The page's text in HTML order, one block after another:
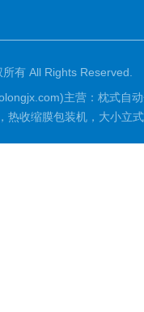
有 All Rights Reserved.
主营：枕式自
热收缩膜包装机，大小立